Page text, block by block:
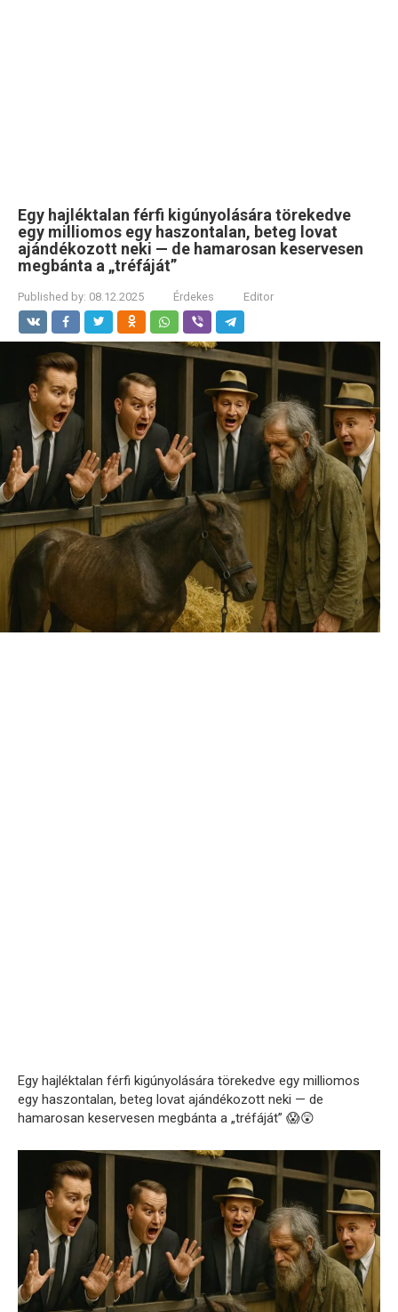
Egy hajléktalan férfi kigúnyolására törekedve
egy milliomos egy haszontalan, beteg lovat
ajándékozott neki — de hamarosan keservesen
megbánta a „tréfáját”
Published by: 08.12.2025 Érdekes Editor
Egy hajléktalan férfi kigúnyolására törekedve egy milliomos
egy haszontalan, beteg lovat ajándékozott neki — de
hamarosan keservesen megbánta a „tréfáját” 😱😲